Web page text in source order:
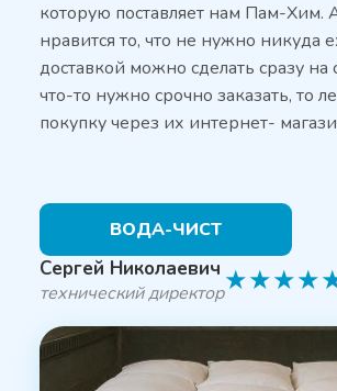
которую поставляет нам Пам-Хим.
нравится то, что не нужно никуда
доставкой можно сделать сразу на
что-то нужно срочно заказать, то
покупку через их интернет-
ВОДА-ЧИСТ
Сергей Николаевич
технический директор★★★★